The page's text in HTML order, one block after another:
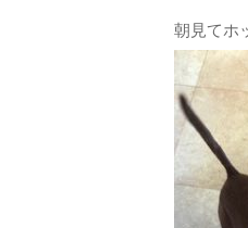
朝見てホ